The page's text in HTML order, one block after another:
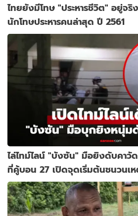
ไทยยังมีโทษ "ประหารชีวิต" อยู่จริ
นักโทษประหารคนล่าสุด ปี 2561
ไล่ไทม์ไลน์ "บังซัน" มือยิงดับคาวั
ที่คู้บอน 27 เปิดจุดเริ่มต้นชนวนเ